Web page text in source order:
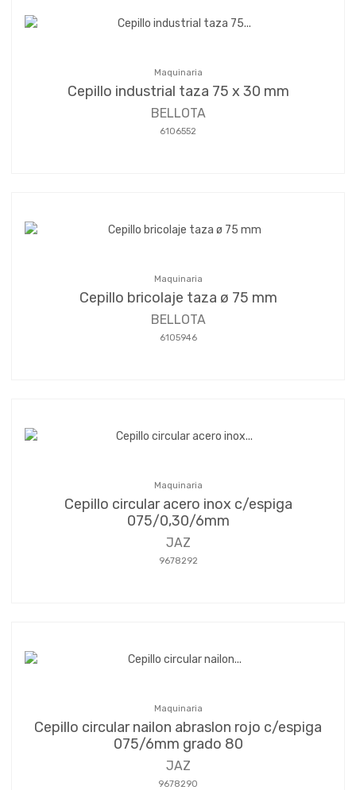
Maquinaria
Cepillo industrial taza 75 x 30 mm
BELLOTA
6106552
Maquinaria
Cepillo bricolaje taza ø 75 mm
BELLOTA
6105946
Maquinaria
Cepillo circular acero inox c/espiga
075/0,30/6mm
JAZ
9678292
Maquinaria
Cepillo circular nailon abraslon rojo c/espiga
075/6mm grado 80
JAZ
9678290